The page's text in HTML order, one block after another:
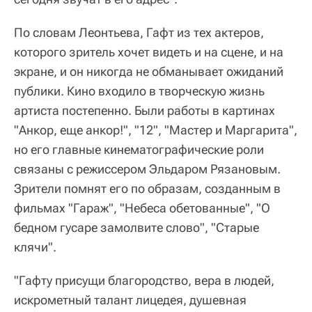
По словам Леонтьева, Гафт из тех актеров,
которого зритель хочет видеть и на сцене, и на
экране, и он никогда не обманывает ожиданий
публики. Кино входило в творческую жизнь
артиста постепенно. Были работы в картинах
"Анкор, еще анкор!", "12", "Мастер и Маргарита",
но его главные кинематографические роли
связаны с режиссером Эльдаром Рязановым.
Зрители помнят его по образам, созданным в
фильмах "Гараж", "Небеса обетованные", "О
бедном гусаре замолвите слово", "Старые
клячи".
"Гафту присущи благородство, вера в людей,
искрометный талант лицедея, душевная